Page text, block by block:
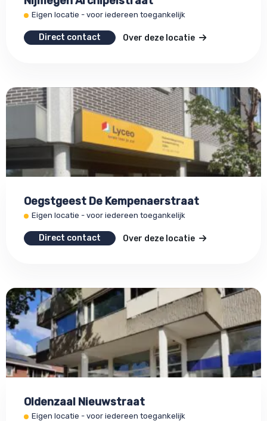
Eigen locatie - voor iedereen toegankelijk
Direct contact Over deze locatie
Oegstgeest De Kempenaerstraat
Eigen locatie - voor iedereen toegankelijk
Direct contact Over deze locatie
Oldenzaal Nieuwstraat
Eigen locatie - voor iedereen toegankelijk